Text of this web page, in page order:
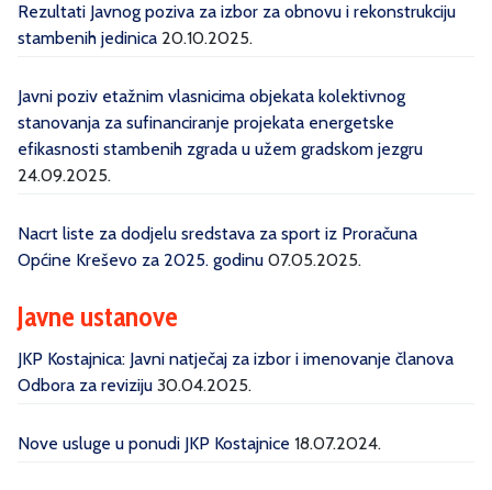
Rezultati Javnog poziva za izbor za obnovu i rekonstrukciju
stambenih jedinica 20.10.2025.
Javni poziv etažnim vlasnicima objekata kolektivnog
stanovanja za sufinanciranje projekata energetske
efikasnosti stambenih zgrada u užem gradskom jezgru
24.09.2025.
Nacrt liste za dodjelu sredstava za sport iz Proračuna
Općine Kreševo za 2025. godinu 07.05.2025.
Javne ustanove
JKP Kostajnica: Javni natječaj za izbor i imenovanje članova
Odbora za reviziju 30.04.2025.
Nove usluge u ponudi JKP Kostajnice 18.07.2024.